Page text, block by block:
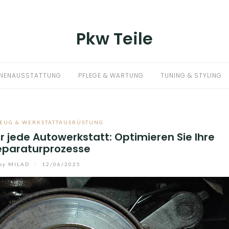
Pkw Teile
PFLEGE & WARTUNG TUNING & STYLING
& WERKSTATTAUSRÜSTUNG
jede Autowerkstatt: Optimieren Sie Ihre
MILAD 12/06/2025